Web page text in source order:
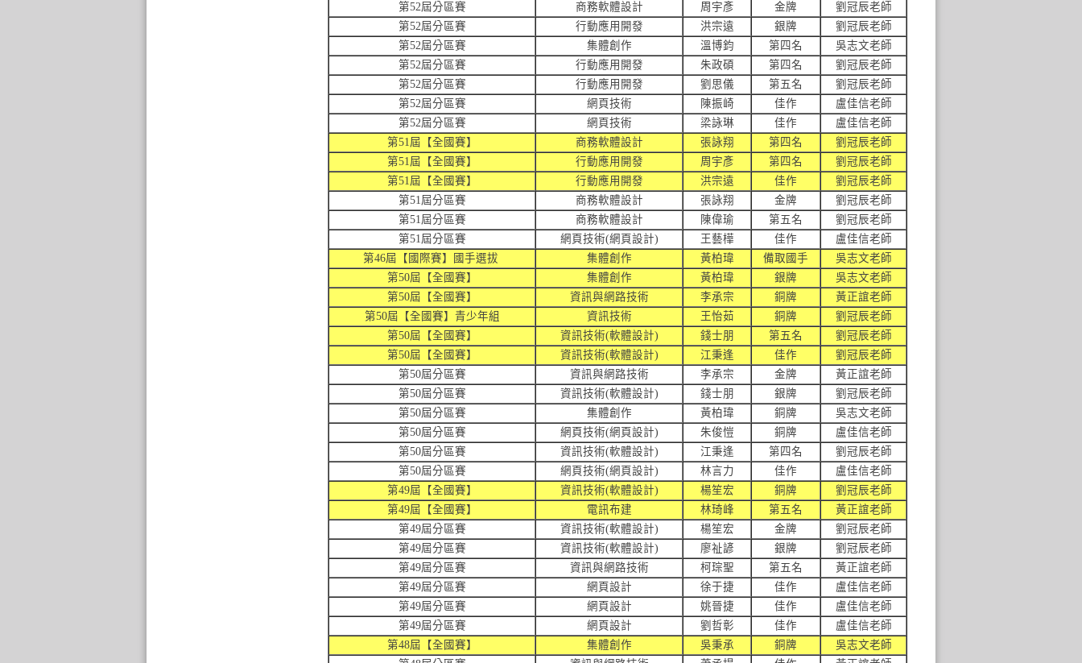
第52屆分區賽
商務軟體設計 周宇彥 金牌
劉冠辰老師
第52屆分區賽
行動應用開發 洪宗遠 銀牌
劉冠辰老師
第52屆分區賽
集體創作 溫博鈞 第四名
吳志文老師
第52屆分區賽
行動應用開發 朱政碩 第四名
劉冠辰老師
第52屆分區賽
行動應用開發 劉思儀 第五名
劉冠辰老師
第52屆分區賽
網頁技術 陳振崎 佳作
盧佳信老師
第52屆分區賽
網頁技術 梁詠琳 佳作
盧佳信老師
第51屆【全國賽】
商務軟體設計 張詠翔 第四名
劉冠辰老師
第51屆【全國賽】
行動應用開發 周宇彥 第四名
劉冠辰老師
第51屆【全國賽】
行動應用開發 洪宗遠 佳作
劉冠辰老師
第51屆分區賽
商務軟體設計 張詠翔 金牌
劉冠辰老師
第51屆分區賽
商務軟體設計 陳偉瑜 第五名
劉冠辰老師
第51屆分區賽
網頁技術(網頁設計) 王藝樺 佳作
盧佳信老師
第46屆【國際賽】國手選拔
集體創作 黃柏瑋 備取國手
吳志文老師
第50屆【全國賽】
集體創作 黃柏瑋 銀牌
吳志文老師
第50屆【全國賽】
資訊與網路技術 李承宗 銅牌
黃正誼老師
第50屆【全國賽】青少年組
資訊技術 王怡茹 銅牌
劉冠辰老師
第50屆【全國賽】
資訊技術(軟體設計) 錢士朋 第五名
劉冠辰老師
第50屆【全國賽】
資訊技術(軟體設計) 江秉逢 佳作
劉冠辰老師
第50屆分區賽
資訊與網路技術 李承宗 金牌
黃正誼老師
第50屆分區賽
資訊技術(軟體設計) 錢士朋 銀牌
劉冠辰老師
第50屆分區賽
集體創作 黃柏瑋 銅牌
吳志文老師
第50屆分區賽
網頁技術(網頁設計) 朱俊愷 銅牌
盧佳信老師
第50屆分區賽
資訊技術(軟體設計) 江秉逢 第四名
劉冠辰老師
第50屆分區賽
網頁技術(網頁設計) 林言力 佳作
盧佳信老師
第49屆【全國賽】
資訊技術(軟體設計) 楊笙宏 銅牌
劉冠辰老師
第49屆【全國賽】
電訊布建 林琦峰 第五名
黃正誼老師
第49屆分區賽
資訊技術(軟體設計) 楊笙宏 金牌
劉冠辰老師
第49屆分區賽
資訊技術(軟體設計) 廖祉諺 銀牌
劉冠辰老師
第49屆分區賽
資訊與網路技術 柯琮聖 第五名
黃正誼老師
第49屆分區賽
網頁設計 徐于捷 佳作
盧佳信老師
第49屆分區賽
網頁設計 姚晉捷 佳作
盧佳信老師
第49屆分區賽
網頁設計 劉哲彰 佳作
盧佳信老師
第48屆【全國賽】
集體創作 吳秉承 銅牌
吳志文老師